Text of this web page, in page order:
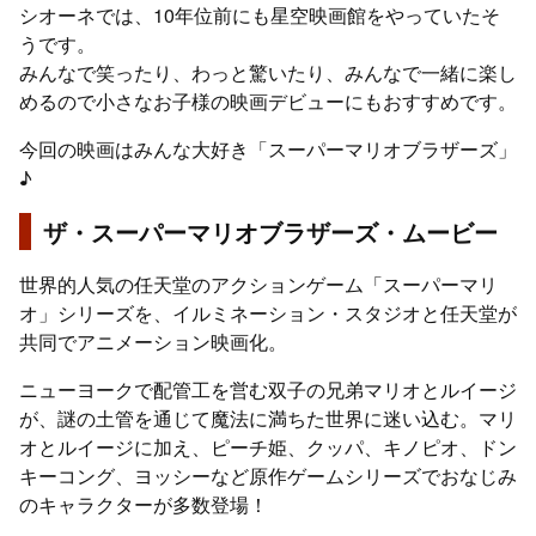
シオーネでは、10年位前にも星空映画館をやっていたそ
うです。
みんなで笑ったり、わっと驚いたり、みんなで一緒に楽し
めるので小さなお子様の映画デビューにもおすすめです。
今回の映画はみんな大好き「スーパーマリオブラザーズ」
♪
ザ・スーパーマリオブラザーズ・ムービー
世界的人気の任天堂のアクションゲーム「スーパーマリ
オ」シリーズを、イルミネーション・スタジオと任天堂が
共同でアニメーション映画化。
ニューヨークで配管工を営む双子の兄弟マリオとルイージ
が、謎の土管を通じて魔法に満ちた世界に迷い込む。マリ
オとルイージに加え、ピーチ姫、クッパ、キノピオ、ドン
キーコング、ヨッシーなど原作ゲームシリーズでおなじみ
のキャラクターが多数登場！